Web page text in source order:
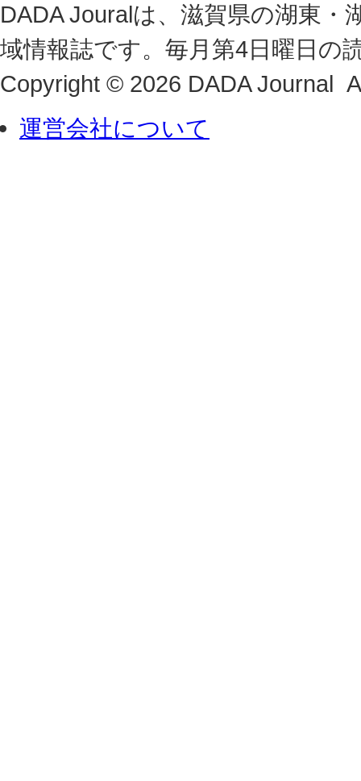
DADA Jouralは、滋賀県の湖東
域情報誌です。毎月第4日曜日の
Copyright © 2026 DADA Journal
運営会社について